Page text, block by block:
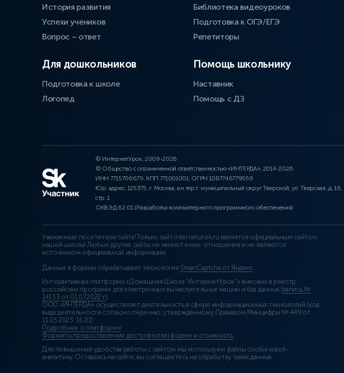
История развития
Успехи учеников
Вопрос – ответ
Для дошкольников
Подготовка к школе
Логопед
Библиотека видеоуроков
Подготовка к ОГЭ/ЕГЭ
Репетиторы
Помощь школьнику
Наставник
Помощь с ДЗ
© ИнтернетУрок, 2009-2026
© Общество с ограниченной ответственностью «ИНТЕРДА», 2014-2026
ИНН 7715706679, КПП 771001001, ОГРН 1087746779559
Юр. адрес: 125375, г. Москва, вн.тер.г. муниципальный округ Тверской, ул. Тверская, д. 16,
стр. 1
ОКВЭД 62.01 (Разработка компьютерного программного обеспечения)
Уважаемые посетители сайта! Только сайт interneturok.ru является официальным сайтом
нашей школы! Любые другие сайты не имеют к нам отношения и не являются
источником официальной информации.
Данные в формах обрабатывает технология SmartCaptcha от Яндекс
Интерактивная платформа «Домашняя Школа “ИнтернетУрок”» внесена в реестр
российских программ для электронных вычислительных машин и баз данных (запись №
14133 от 01.07.2022 г.).
ООО «ИНТЕРДА» осуществляет деятельность в сфере информационных технологий (код
вида деятельности согласно перечню, утверждённому Приказом Минцифры № 449 от
11.05.2023: 16.01)
Подробнее о платформе.
Форматы предоставления доступа к платформе и стоимость.
Для повышения удобства работы с сайтом мы используем файлы cookie и веб-
аналитику. Оставаясь на сайте, вы соглашаетесь на обработку таких данных.